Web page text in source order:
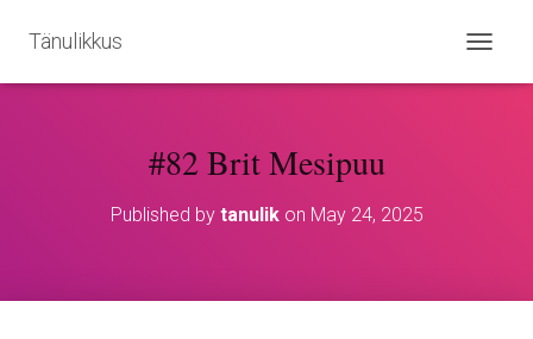
Tänulikkus
O
#82 Brit Mesipuu
Published by tanulikon May 24, 2025